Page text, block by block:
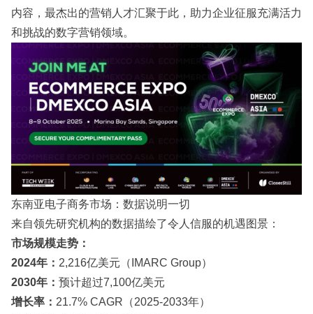
内容，最杰出的营销人才汇聚于此，助力企业征服充满活力
和挑战的数字营销领域。
东南亚电子商务市场：数据说明一切
来自领先研究机构的数据描绘了令人信服的机遇图景：
市场规模走势：
2024年： 2,216亿美元（IMARC Group）
2030年： 预计超过7,100亿美元
增长率： 21.7% CAGR（2025-2033年）